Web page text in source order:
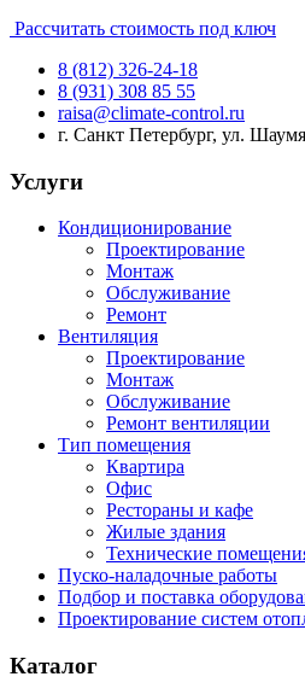
Рассчитать стоимость под ключ
8 (812) 326-24-18
8 (931) 308 85 55
raisa@climate-control.ru
г. Санкт Петербург, ул.
Услуги
Кондиционирование
Проектирование
Монтаж
Обслуживание
Ремонт
Вентиляция
Проектирование
Монтаж
Обслуживание
Ремонт вентиляции
Тип помещения
Квартира
Офис
Рестораны и кафе
Жилые здания
Технические
Пуско-наладочные работы
Подбор и поставка
Проектирование систем
Каталог